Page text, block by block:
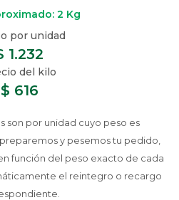
2 Kg
$ 616
1.232
son por unidad cuyo peso es
y pesemos tu pedido,
función del peso exacto de cada
el reintegro o recargo